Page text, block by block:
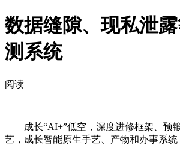
数据缝隙、现私泄
测系统
阅读
成长“AI+”低空，深度进修框架、预
艺，成长智能原生手艺、产物和办事系